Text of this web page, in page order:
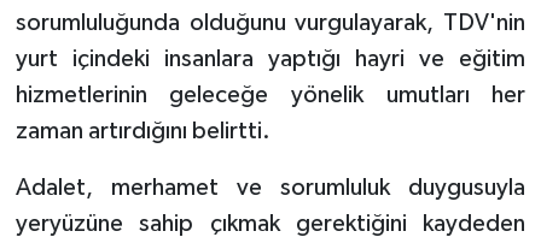
sorumluluğunda olduğunu vurgulayarak, TDV'nin
yurt içindeki insanlara yaptığı hayri ve eğitim
hizmetlerinin geleceğe yönelik umutları her
zaman artırdığını belirtti.
Adalet, merhamet ve sorumluluk duygusuyla
yeryüzüne sahip çıkmak gerektiğini kaydeden
Kars Müftülüğü
Kayseri Müftülüğü
Kilis Müftülüğü